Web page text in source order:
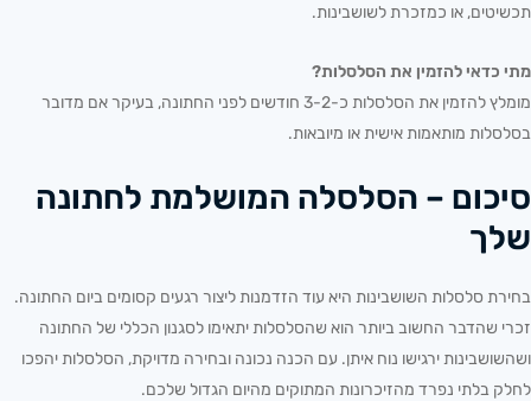
תכשיטים, או כמזכרת לשושבינות.
מתי כדאי להזמין את הסלסלות?
מומלץ להזמין את הסלסלות כ-3-2 חודשים לפני החתונה, בעיקר אם מדובר
בסלסלות מותאמות אישית או מיובאות.
סיכום – הסלסלה המושלמת לחתונה
שלך
בחירת סלסלות השושבינות היא עוד הזדמנות ליצור רגעים קסומים ביום החתונה.
זכרי שהדבר החשוב ביותר הוא שהסלסלות יתאימו לסגנון הכללי של החתונה
ושהשושבינות ירגישו נוח איתן. עם הכנה נכונה ובחירה מדויקת, הסלסלות יהפכו
לחלק בלתי נפרד מהזיכרונות המתוקים מהיום הגדול שלכם.